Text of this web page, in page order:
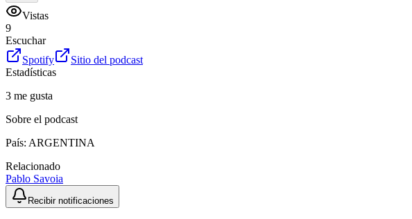
Vistas
9
Escuchar
Spotify
Sitio del podcast
Estadísticas
3 me gusta
Sobre el podcast
País: ARGENTINA
Relacionado
Pablo Savoia
Recibir notificaciones